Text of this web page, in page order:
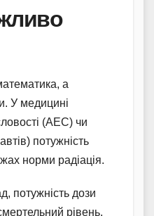
а
У медицині
(АЕС) чи
потужність
норми радіація.
потужність дози
рівень.